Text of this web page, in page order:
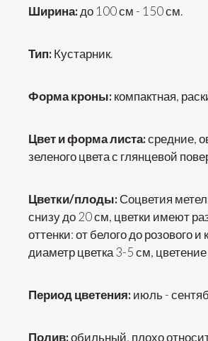
Ширина:до 100 см - 150 см.
Тип:Кустарник.
Форма кроны:компактная,
Цвет и форма листа:средние,
зеленого цвета с глянцевой
Цветки/плоды:Соцветия
снизу до 20 см, цветки имеют
оттенки: от белого до розового и
диаметр цветка 3-5 см,
Период цветения:июль -
Полив:обильный, плохо